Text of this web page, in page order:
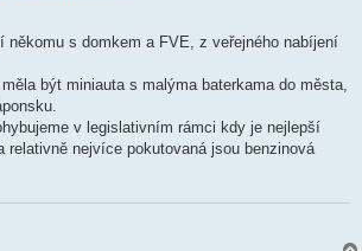
někomu s domkem a FVE, z veřejného nabíjení
být miniauta s malýma baterkama do města,
v legislativním rámci kdy je nejlepší
relativně nejvíce pokutovaná jsou benzinová